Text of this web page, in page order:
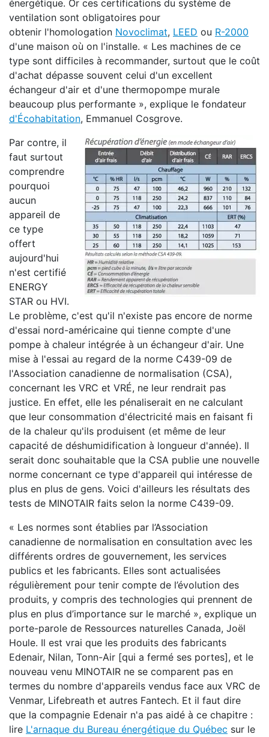
énergétique. Or ces certifications du système de
ventilation sont obligatoires pour
obtenir l'homologation Novoclimat, LEED ou R-2000
d'une maison où on l'installe. « Les machines de ce
type sont difficiles à recommander, surtout que le coût
d'achat dépasse souvent celui d'un excellent
échangeur d'air et d'une thermopompe murale
beaucoup plus performante », explique le fondateur
d'Écohabitation, Emmanuel Cosgrove.
Par contre, il
faut surtout
comprendre
pourquoi
aucun
appareil de
ce type
offert
aujourd'hui
n'est certifié
ENERGY
STAR ou HVI.
Le problème, c'est qu'il n'existe pas encore de norme
d'essai nord-américaine qui tienne compte d'une
pompe à chaleur intégrée à un échangeur d'air. Une
mise à l'essai au regard de la norme C439-09 de
l'Association canadienne de normalisation (CSA),
concernant les VRC et VRÉ, ne leur rendrait pas
justice. En effet, elle les pénaliserait en ne calculant
que leur consommation d'électricité mais en faisant fi
de la chaleur qu'ils produisent (et même de leur
capacité de déshumidification à longueur d'année). Il
serait donc souhaitable que la CSA publie une nouvelle
norme concernant ce type d'appareil qui intéresse de
plus en plus de gens. Voici d'ailleurs les résultats des
tests de MINOTAIR faits selon la norme C439-09.
« Les normes sont établies par l’Association
canadienne de normalisation en consultation avec les
différents ordres de gouvernement, les services
publics et les fabricants. Elles sont actualisées
régulièrement pour tenir compte de l’évolution des
produits, y compris des technologies qui prennent de
plus en plus d’importance sur le marché », explique un
porte-parole de Ressources naturelles Canada, Joël
Houle. Il est vrai que les produits des fabricants
Edenair, Nilan, Tonn-Air [qui a fermé ses portes], et le
nouveau venu MINOTAIR ne se comparent pas en
termes du nombre d'appareils vendus face aux VRC de
Venmar, Lifebreath et autres Fantech. Et il faut dire
que la compagnie Edenair n'a pas aidé à ce chapitre :
lire L'arnaque du Bureau énergétique du Québec sur le